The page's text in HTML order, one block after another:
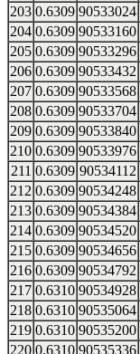
203 0.6309 90533024
204 0.6309 90533160
205 0.6309 90533296
206 0.6309 90533432
207 0.6309 90533568
208 0.6309 90533704
209 0.6309 90533840
210 0.6309 90533976
211 0.6309 90534112
212 0.6309 90534248
213 0.6309 90534384
214 0.6309 90534520
215 0.6309 90534656
216 0.6309 90534792
217 0.6310 90534928
218 0.6310 90535064
219 0.6310 90535200
220 0.6310 90535336